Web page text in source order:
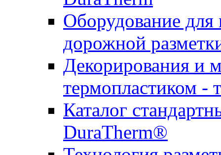
Оборудование для
дорожной
Декорирования и
термопластиком -
Каталог
DuraTherm®